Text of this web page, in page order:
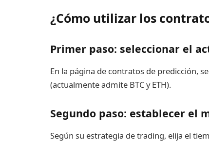
¿Cómo utilizar los
Primer paso: seleccionar el
En la página de contratos de predicción,
(actualmente admite BTC y ETH).
Segundo paso: establecer el
Según su estrategia de trading, elija el